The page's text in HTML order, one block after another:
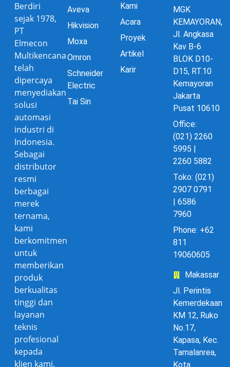
Berdiri
sejak 1978,
PT
Elmecon
Multikencana
telah
dipercaya
menyediakan
solusi
automasi
industri di
Indonesia.
Sebagai
distributor
resmi
berbagai
merek
ternama,
kami
berkomitmen
untuk
memberikan
produk
berkualitas
tinggi dan
layanan
teknis
profesional
kepada
klien kami.
Aveva
Hikvision
Moxa
Omron
Schneider
Electric
Tai Sin
Kami
Acara
Proyek
Artikel
Karir
MGK
KEMAYORAN,
Jl. Angkasa
Kav B-6
BLOK D10-
D15, RT.10
Kemayoran
Jakarta
Pusat 10610
Office:
(021) 2260
5995 |
2260 5882
Toko: (021)
2907 0791
| 6586
7960
Phone: +62
811
19060605
Makassar
Jl. Perintis
Kemerdekaan
KM 12, Ruko
No.17,
Kapasa, Kec.
Tamalanrea,
Kota